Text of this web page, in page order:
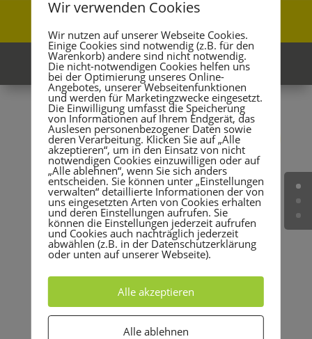
Meine Unterstützer
Wir verwenden Cookies
Wir nutzen auf unserer Webseite Cookies.
Einige Cookies sind notwendig (z.B. für den
Warenkorb) andere sind nicht notwendig.
Die nicht-notwendigen Cookies helfen uns
bei der Optimierung unseres Online-
Angebotes, unserer Webseitenfunktionen
und werden für Marketingzwecke eingesetzt.
Die Einwilligung umfasst die Speicherung
von Informationen auf Ihrem Endgerät, das
Auslesen personenbezogener Daten sowie
deren Verarbeitung. Klicken Sie auf „Alle
akzeptieren“, um in den Einsatz von nicht
notwendigen Cookies einzuwilligen oder auf
„Alle ablehnen“, wenn Sie sich anders
entscheiden. Sie können unter „Einstellungen
verwalten“ detaillierte Informationen der von
uns eingesetzten Arten von Cookies erhalten
und deren Einstellungen aufrufen. Sie
können die Einstellungen jederzeit aufrufen
und Cookies auch nachträglich jederzeit
abwählen (z.B. in der Datenschutzerklärung
oder unten auf unserer Webseite).
Alle akzeptieren
Alle ablehnen